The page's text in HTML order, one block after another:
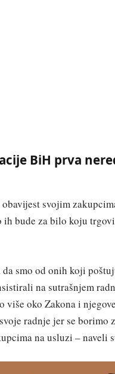
BiH prva
svojim
bude za bilo koju
smo od onih koji
na sutrašnjem
oko Zakona i
radnje jer se borimo
na usluzi – naveli